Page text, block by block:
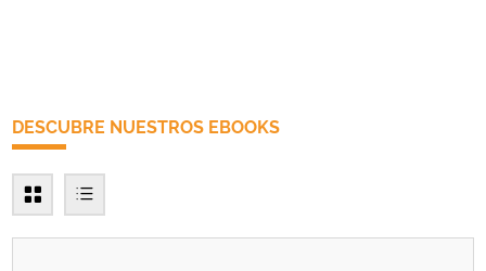
DESCUBRE NUESTROS EBOOKS